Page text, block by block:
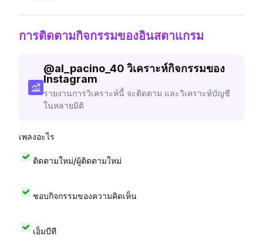
การติดตามกิจกรรมของอินสตาแกรม
@al_pacino_40 วิเคราะห์กิจกรรมของ
Instagram
รายงานการวิเคราะห์นี้ จะติดตาม และวิเคราะห์บัญชี
ในหลายมิติ
เพลงอะไร
ติดตามใหม่/ผู้ติดตามใหม่
ชอบกิจกรรมของความคิดเห็น
เอ็มบีที